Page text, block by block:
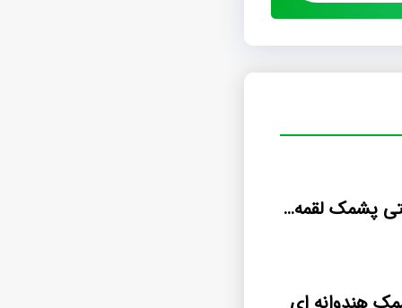
فروشگاه اینترنتی پشمک لقمه ای با روکش شیری